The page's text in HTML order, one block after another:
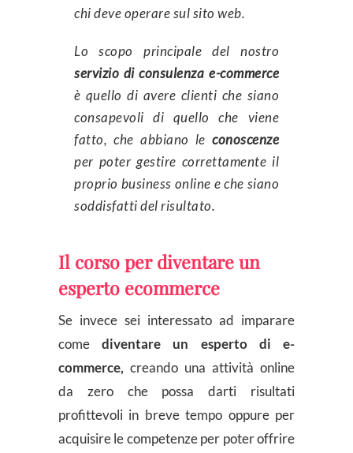
chi deve operare sul sito web.
Lo scopo principale del nostro
servizio di consulenza e-commerce
è quello di avere clienti che siano
consapevoli di quello che viene
fatto, che abbiano le conoscenze
per poter gestire correttamente il
proprio business online e che siano
soddisfatti del risultato.
Il corso per diventare un
esperto ecommerce
Se invece sei interessato ad imparare
comediventare un esperto di e-
commerce, creando una attività online
da zero che possa darti risultati
profittevoli in breve tempo oppure per
acquisire le competenze per poter offrire